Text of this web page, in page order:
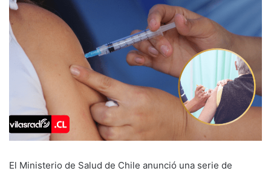
El Ministerio de Salud de Chile anunció una serie de